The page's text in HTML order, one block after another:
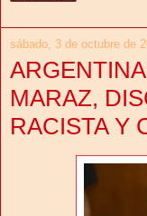
sábado, 3 de octubre de
MARAZ,
RACISTA Y